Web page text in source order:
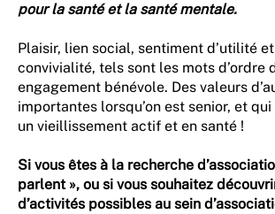
pour la santé et la santé mentale.
Plaisir, lien social, sentiment d’utilité
convivialité, tels sont les mots d’ordre
engagement bénévole. Des valeurs
importantes lorsqu’on est senior, et
un vieillissement actif et en santé !
Si vous êtes à la recherche
parlent », ou si vous souhaitez
d’activités possibles au sein